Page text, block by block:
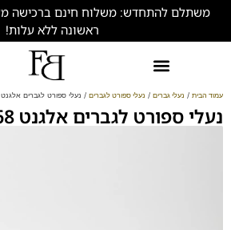
ראשונה ללא עלות!
עמוד הבית / נעלי גברים / נעלי ספורט לגברים / נעלי ספורט לגברים אלגנט 2968 עור שחור
נעלי ספורט לגברים אלגנט 2968 עור שחור